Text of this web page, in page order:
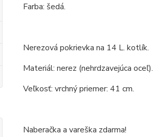
Farba: šedá.
Nerezová pokrievka na 14 L. kotlík.
Materiál: nerez (nehrdzavejúca oceľ).
Veľkosť: vrchný priemer: 41 cm.
Naberačka a vareška zdarma!